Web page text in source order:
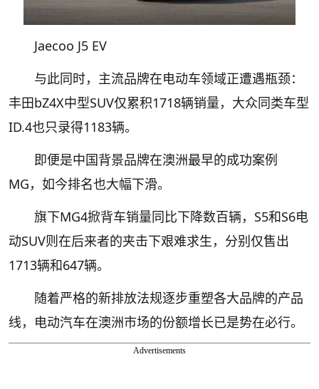
Jaecoo J5 EV
与此同时，主流品牌在电动车领域正遭遇瓶颈：
丰田bZ4X中型SUV仅累积1718辆销量，大众同类车型
ID.4也只录得1183辆。
即便是中国背景品牌在澳洲最早的成功案例
MG，如今排名也大幅下滑。
旗下MG4掀背车销量同比下降数百辆，S5和S6电
动SUV则在后来者的夹击下艰难求生，分别仅售出
1713辆和647辆。
随着严格的新排放法规逐步重塑各大品牌的产品
线，电动汽车在澳洲市场的份额增长已是势在必行。
Advertisements